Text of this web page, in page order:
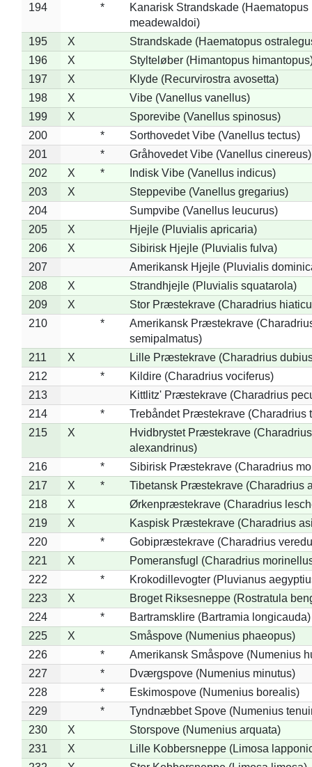
194
*
Kanarisk Strandskade (Haematopus
meadewaldoi)
195
X
Strandskade (Haematopus
196
X
Stylteløber (Himantopus
197
X
Klyde (Recurvirostra avosetta)
198
X
Vibe (Vanellus vanellus)
199
X
Sporevibe (Vanellus spinosus)
200
*
Sorthovedet Vibe (Vanellus tectus)
201
*
Gråhovedet Vibe (Vanellus cinereus)
202
X *
Indisk Vibe (Vanellus indicus)
203
X
Steppevibe (Vanellus gregarius)
204
Sumpvibe (Vanellus leucurus)
205
X
Hjejle (Pluvialis apricaria)
206
X
Sibirisk Hjejle (Pluvialis fulva)
207
Amerikansk Hjejle (Pluvialis
208
X
Strandhjejle (Pluvialis squatarola)
209
X
Stor Præstekrave (Charadrius
210
*
Amerikansk Præstekrave
semipalmatus)
211
X
Lille Præstekrave (Charadrius
212
*
Kildire (Charadrius vociferus)
213
Kittlitz' Præstekrave (Charadrius
214
*
Trebåndet Præstekrave (Charadrius
215
X
Hvidbrystet Præstekrave (Charadrius
alexandrinus)
216
*
Sibirisk Præstekrave (Charadrius
217
X *
Tibetansk Præstekrave (Charadrius
218
X
Ørkenpræstekrave (Charadrius
219
X
Kaspisk Præstekrave (Charadrius
220
*
Gobipræstekrave (Charadrius
221
X
Pomeransfugl (Charadrius
222
*
Krokodillevogter (Pluvianus
223
X
Broget Riksesneppe (Rostratula
224
*
Bartramsklire (Bartramia longicauda)
225
X
Småspove (Numenius phaeopus)
226
*
Amerikansk Småspove (Numenius
227
*
Dværgspove (Numenius minutus)
228
*
Eskimospove (Numenius borealis)
229
*
Tyndnæbbet Spove (Numenius
230
X
Storspove (Numenius arquata)
231
X
Lille Kobbersneppe (Limosa